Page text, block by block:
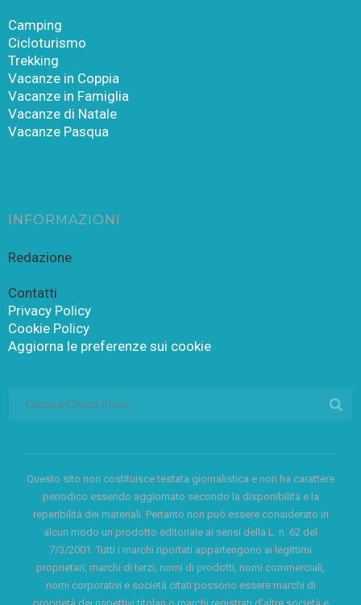
Camping
Cicloturismo
Trekking
Vacanze in Coppia
Vacanze in Famiglia
Vacanze di Natale
Vacanze Pasqua
INFORMAZIONI
Redazione
Contatti
Privacy Policy
Cookie Policy
Aggiorna le preferenze sui cookie
Questo sito non costituisce testata giornalistica e non ha carattere
periodico essendo aggiornato secondo la disponibilità e la
reperibilità dei materiali. Pertanto non può essere considerato in
alcun modo un prodotto editoriale ai sensi della L. n. 62 del
7/3/2001. Tutti i marchi riportati appartengono ai legittimi
proprietari; marchi di terzi, nomi di prodotti, nomi commerciali,
nomi corporativi e società citati possono essere marchi di